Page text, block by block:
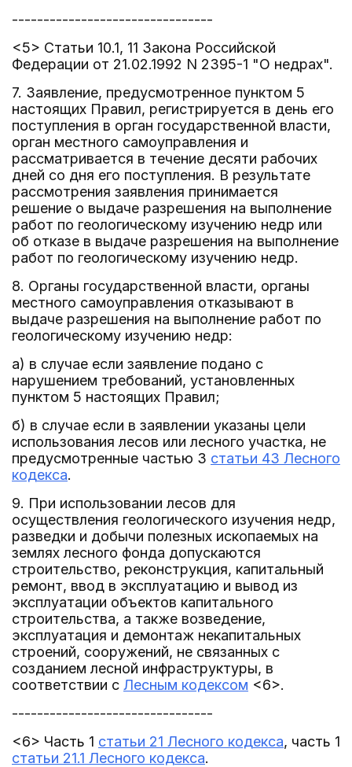
--------------------------------
<5> Статьи 10.1, 11 Закона Российской
Федерации от 21.02.1992 N 2395-1 "О недрах".
7. Заявление, предусмотренное пунктом 5
настоящих Правил, регистрируется в день его
поступления в орган государственной власти,
орган местного самоуправления и
рассматривается в течение десяти рабочих
дней со дня его поступления. В результате
рассмотрения заявления принимается
решение о выдаче разрешения на выполнение
работ по геологическому изучению недр или
об отказе в выдаче разрешения на выполнение
работ по геологическому изучению недр.
8. Органы государственной власти, органы
местного самоуправления отказывают в
выдаче разрешения на выполнение работ по
геологическому изучению недр:
а) в случае если заявление подано с
нарушением требований, установленных
пунктом 5 настоящих Правил;
б) в случае если в заявлении указаны цели
использования лесов или лесного участка, не
предусмотренные частью 3 статьи 43 Лесного
кодекса.
9. При использовании лесов для
осуществления геологического изучения недр,
разведки и добычи полезных ископаемых на
землях лесного фонда допускаются
строительство, реконструкция, капитальный
ремонт, ввод в эксплуатацию и вывод из
эксплуатации объектов капитального
строительства, а также возведение,
эксплуатация и демонтаж некапитальных
строений, сооружений, не связанных с
созданием лесной инфраструктуры, в
соответствии с Лесным кодексом <6>.
--------------------------------
<6> Часть 1 статьи 21 Лесного кодекса, часть 1
статьи 21.1 Лесного кодекса.